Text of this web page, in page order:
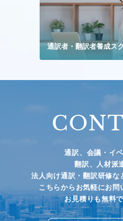
通訳者・翻訳者養成ス
通訳、会議・イ
翻訳、人材派
法人向け通訳・翻訳研修な
こちらからお気軽にお問
お見積りも無料